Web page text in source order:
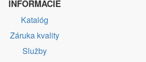
INFORMÁCIE
Katalóg
Záruka kvality
Služby